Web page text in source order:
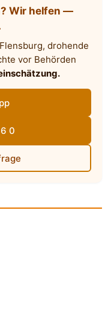
Wir helfen —
drohende
vor Behörden
0